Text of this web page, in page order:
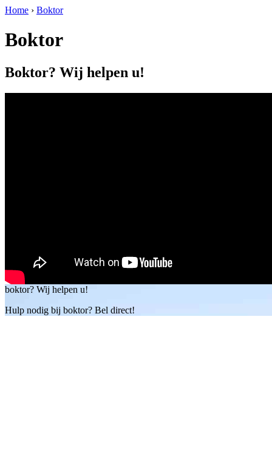
Home › Boktor
Boktor
Boktor? Wij helpen u!
boktor? Wij helpen u!
Hulp nodig bij boktor? Bel direct!